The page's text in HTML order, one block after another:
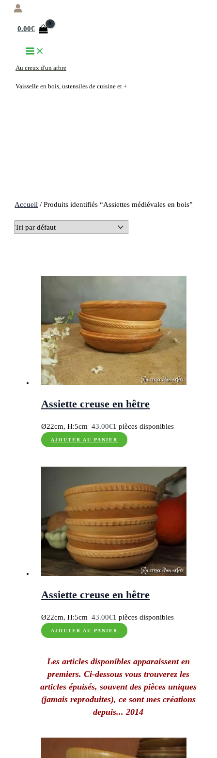
Aller
0.00€
Au creux d'un arbre
Vaisselle en bois, ustensiles de cuisine et +
Accueil / Produits identifiés “Assiettes médiévales en bois”
Assiette creuse en hêtre
Ø22cm, H:5cm43.00€1 pièces disponibles
AJOUTER AU PANIER
Assiette creuse en hêtre
Ø22cm, H:5cm43.00€1 pièces disponibles
AJOUTER AU PANIER
Les articles disponibles apparaissent en
premiers. Ci-dessous vous trouverez les
articles épuisés, souvent des pièces uniques
(jamais reproduites), ce sont mes créations
depuis... 2014